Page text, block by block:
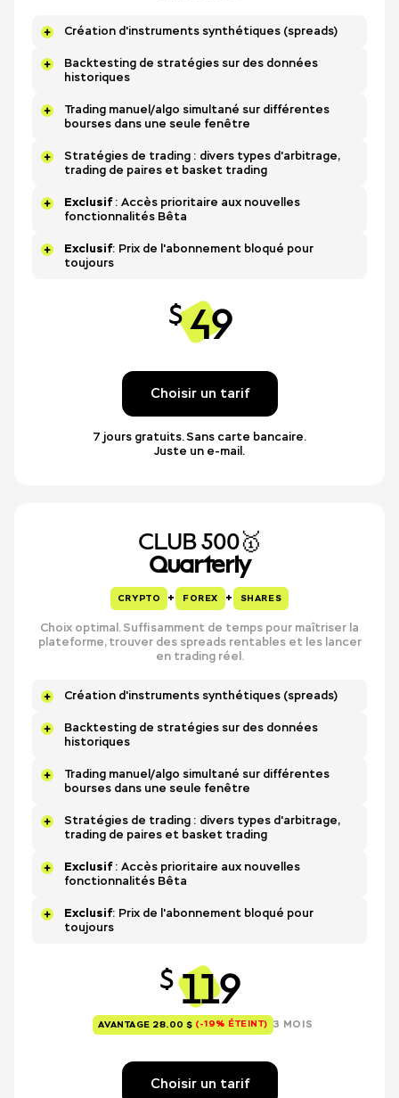
Création d'instruments synthétiques (spreads)
Backtesting de stratégies sur des données
historiques
Trading manuel/algo simultané sur différentes
bourses dans une seule fenêtre
Stratégies de trading : divers types d'arbitrage,
trading de paires et basket trading
Exclusif: Accès prioritaire aux nouvelles
fonctionnalités Bêta
Exclusif: Prix de l'abonnement bloqué pour
toujours
$ 49
Choisir un tarif
7 jours gratuits. Sans carte bancaire.
Juste un e-mail.
CLUB 500🥇
Quarterly
CRYPTO + FOREX + SHARES
Choix optimal. Suffisamment de temps pour maîtriser la
plateforme, trouver des spreads rentables et les lancer
en trading réel.
Création d'instruments synthétiques (spreads)
Backtesting de stratégies sur des données
historiques
Trading manuel/algo simultané sur différentes
bourses dans une seule fenêtre
Stratégies de trading : divers types d'arbitrage,
trading de paires et basket trading
Exclusif: Accès prioritaire aux nouvelles
fonctionnalités Bêta
Exclusif: Prix de l'abonnement bloqué pour
toujours
$ 119
AVANTAGE 28.00 $ (-19% ÉTEINT) 3 MOIS
Choisir un tarif